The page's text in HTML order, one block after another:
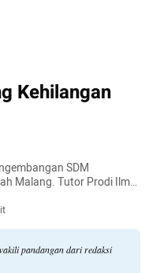
Kehilangan
SDM
Malang. Tutor Prodi Ilmu
Brawijaya Malang.
pandangan dari redaksi